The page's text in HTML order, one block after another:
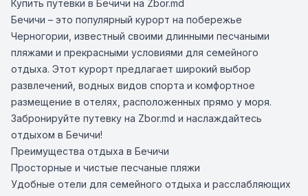
Купить путевки в Бечичи на Zbor.md
Бечичи – это популярный курорт на побережье
Черногории, известный своими длинными песчаными
пляжами и прекрасными условиями для семейного
отдыха. Этот курорт предлагает широкий выбор
развлечений, водных видов спорта и комфортное
размещение в отелях, расположенных прямо у моря.
Забронируйте путевку на Zbor.md и наслаждайтесь
отдыхом в Бечичи!
Преимущества отдыха в Бечичи
Просторные и чистые песчаные пляжи
Удобные отели для семейного отдыха и расслабляющих